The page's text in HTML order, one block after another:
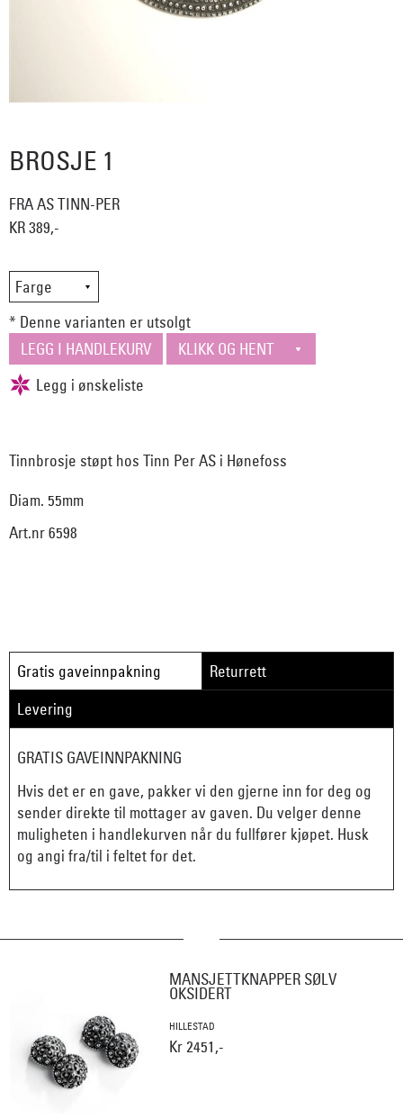
BROSJE 1
FRA AS TINN-PER
KR 389,-
* Denne varianten er utsolgt
Tinnbrosje støpt hos Tinn Per AS i Hønefoss
Diam. 55mm
Art.nr 6598
Gratis gaveinnpakning
Returrett
Levering
GRATIS GAVEINNPAKNING
Hvis det er en gave, pakker vi den gjerne inn for deg og
sender direkte til mottager av gaven. Du velger denne
muligheten i handlekurven når du fullfører kjøpet. Husk
og angi fra/til i feltet for det.
MANSJETTKNAPPER SØLV
OKSIDERT
HILLESTAD
Kr 2451,-